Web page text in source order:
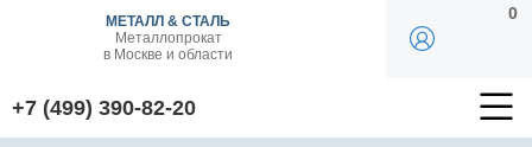
МЕТАЛЛ & СТАЛЬ
Металлопрокат
в Москве и области
+7 (499) 390-82-20
0